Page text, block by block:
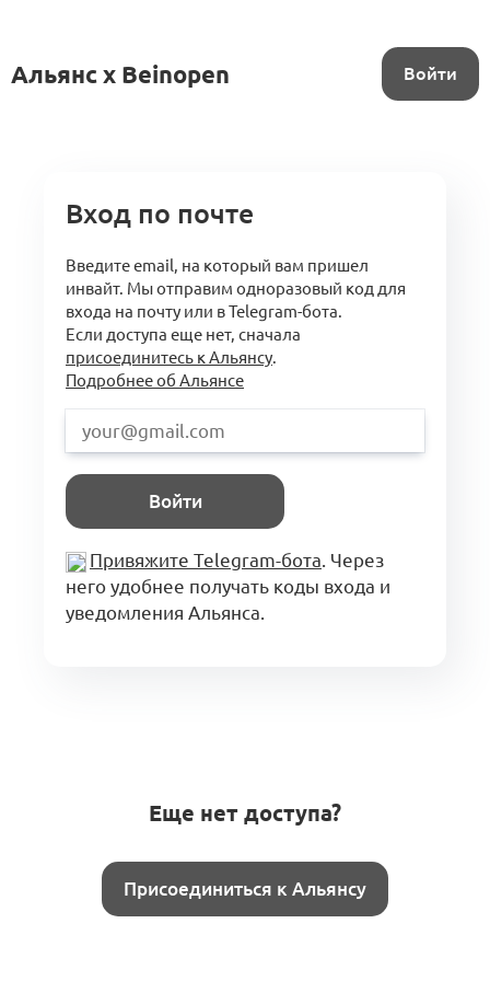
Альянс x Beinopen Войти
Вход по почте
Введите email, на который вам пришел
инвайт. Мы отправим одноразовый код для
входа на почту или в Telegram-бота.
Если доступа еще нет, сначала
присоединитесь к Альянсу.
Подробнее об Альянсе
Войти
Привяжите Telegram-бота. Через
него удобнее получать коды входа и
уведомления Альянса.
Еще нет доступа?
Присоединиться к Альянсу